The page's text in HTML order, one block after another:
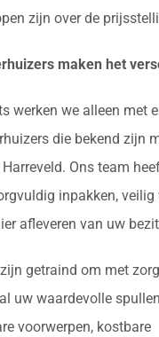
zijn over de
maken het
werken we alleen met
die bekend zijn
Ons team
inpakken, veilig
afleveren van uw
getraind om met
uw waardevolle
voorwerpen, kostbare